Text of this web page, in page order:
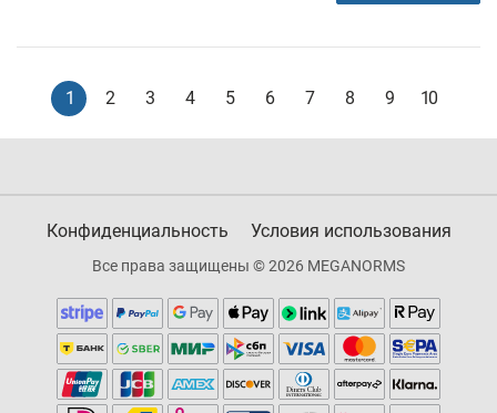
1 2 3 4 5 6 7 8 9 10
Конфиденциальность Условия использования
Все права защищены © 2026 MEGANORMS